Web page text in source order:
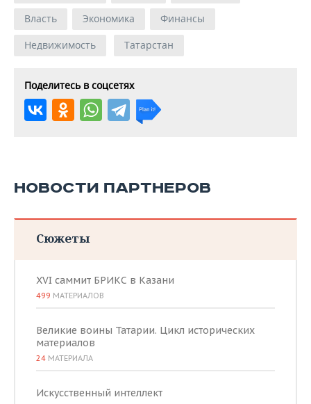
Власть
Экономика
Финансы
Недвижимость
Татарстан
Поделитесь в соцсетях
НОВОСТИ ПАРТНЕРОВ
Сюжеты
XVI саммит БРИКС в Казани
499 МАТЕРИАЛОВ
Великие воины Татарии. Цикл исторических
материалов
24 МАТЕРИАЛА
Искусственный интеллект